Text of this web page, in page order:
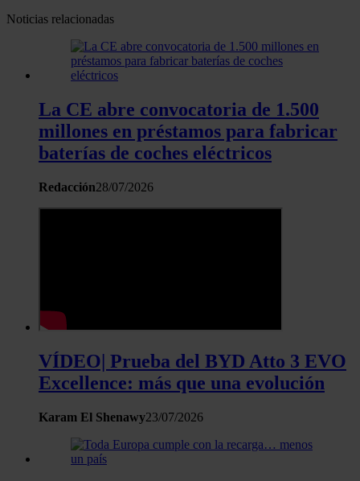
Noticias relacionadas
La CE abre convocatoria de 1.500
millones en préstamos para fabricar
baterías de coches eléctricos
Redacción28/07/2026
VÍDEO| Prueba del BYD Atto 3 EVO
Excellence: más que una evolución
Karam El Shenawy23/07/2026